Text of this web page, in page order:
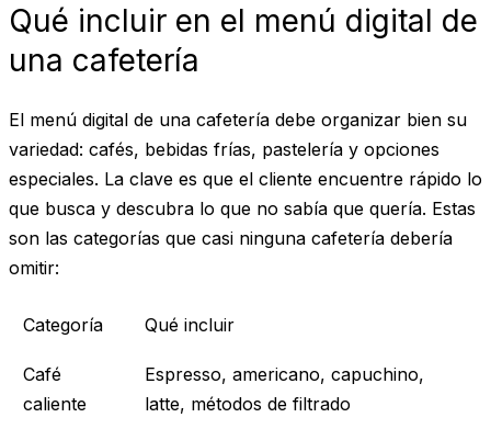
Qué incluir en el menú digital de
una cafetería
El menú digital de una cafetería debe organizar bien su
variedad: cafés, bebidas frías, pastelería y opciones
especiales. La clave es que el cliente encuentre rápido lo
que busca y descubra lo que no sabía que quería. Estas
son las categorías que casi ninguna cafetería debería
omitir:
Categoría Qué incluir
Café
caliente
Espresso, americano, capuchino,
latte, métodos de filtrado